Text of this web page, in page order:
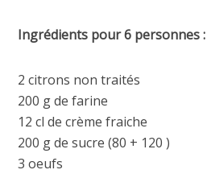
Ingrédients pour 6 personnes :
2 citrons non traités
200 g de farine
12 cl de crème fraiche
200 g de sucre (80 + 120 )
3 oeufs